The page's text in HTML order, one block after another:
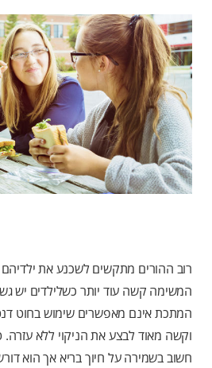
רוב ההורים מתקשים לשכנע את
המשימה קשה עוד יותר כשלילדים יש
המתכת אינם מאפשרים שימוש בחוט
וקשה מאוד לבצע את הניקוי ללא עזרה.
חשוב בשמירה על חיוך בריא אך הוא